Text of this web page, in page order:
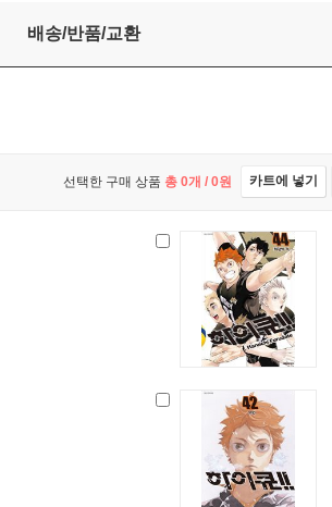
배송/반품/교환
선택한 구매 상품 총 0개 / 0원 카트에 넣기